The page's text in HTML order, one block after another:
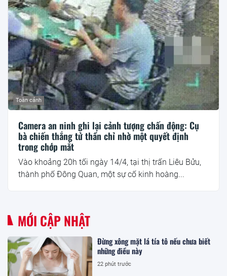
Toàn cảnh
Camera an ninh ghi lại cảnh tượng chấn động: Cụ
bà chiến thắng tử thần chỉ nhờ một quyết định
trong chớp mắt
Vào khoảng 20h tối ngày 14/4, tại thị trấn Liêu Bửu,
thành phố Đông Quan, một sự cố kinh hoàng...
MỚI CẬP NHẬT
Đừng xông mặt lá tía tô nếu chưa biết
những điều này
22 phút trước